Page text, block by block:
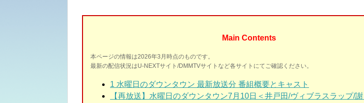
Main Contents
本ページの情報は2026年3月時点のものです。
最新の配信状況はU-NEXTサイト/DMMTVサイトなど各サイトにてご確認ください。
1 水曜日のダウンタウン 最新放送分 番組概要とキャスト
【再放送】水曜日のダウンタウン7月10日＜井戸田/ヴィブラスラップ/